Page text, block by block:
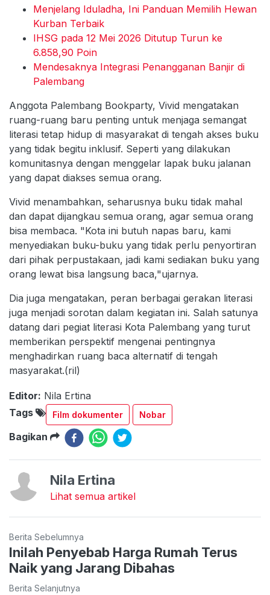
Menjelang Iduladha, Ini Panduan Memilih Hewan
Kurban Terbaik
IHSG pada 12 Mei 2026 Ditutup Turun ke
6.858,90 Poin
Mendesaknya Integrasi Penangganan Banjir di
Palembang
Anggota Palembang Bookparty, Vivid mengatakan
ruang-ruang baru penting untuk menjaga semangat
literasi tetap hidup di masyarakat di tengah akses buku
yang tidak begitu inklusif. Seperti yang dilakukan
komunitasnya dengan menggelar lapak buku jalanan
yang dapat diakses semua orang.
Vivid menambahkan, seharusnya buku tidak mahal
dan dapat dijangkau semua orang, agar semua orang
bisa membaca. "Kota ini butuh napas baru, kami
menyediakan buku-buku yang tidak perlu penyortiran
dari pihak perpustakaan, jadi kami sediakan buku yang
orang lewat bisa langsung baca,"ujarnya.
Dia juga mengatakan, peran berbagai gerakan literasi
juga menjadi sorotan dalam kegiatan ini. Salah satunya
datang dari pegiat literasi Kota Palembang yang turut
memberikan perspektif mengenai pentingnya
menghadirkan ruang baca alternatif di tengah
masyarakat.(ril)
Editor: Nila Ertina
Tags
Film dokumenter Nobar
Bagikan
Nila Ertina
Lihat semua artikel
Berita Sebelumnya
Inilah Penyebab Harga Rumah Terus
Naik yang Jarang Dibahas
Berita Selanjutnya